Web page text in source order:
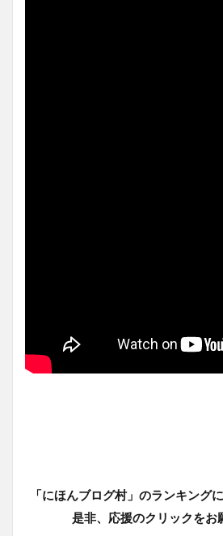
「にほんブログ村」のランキング
是非、応援のクリックをお